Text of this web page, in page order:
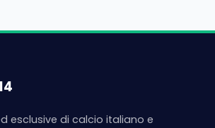
esclusive di calcio italiano e